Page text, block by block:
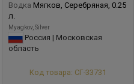
Водка Мягков, Серебряная, 0.25
л.
Myagkov, Silver
Россия | Московская
область
Код товара: СГ-33731